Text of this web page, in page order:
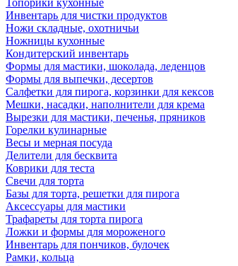
Топорики кухонные
Инвентарь для чистки продуктов
Ножи складные, охотничьи
Ножницы кухонные
Кондитерский инвентарь
Формы для мастики, шоколада, леденцов
Формы для выпечки, десертов
Салфетки для пирога, корзинки для кексов
Мешки, насадки, наполнители для крема
Вырезки для мастики, печенья, пряников
Горелки кулинарные
Весы и мерная посуда
Делители для бесквита
Коврики для теста
Свечи для торта
Базы для торта, решетки для пирога
Аксессуары для мастики
Трафареты для торта пирога
Ложки и формы для мороженого
Инвентарь для пончиков, булочек
Рамки, кольца